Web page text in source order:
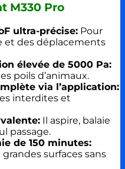
M330 Pro
ultra-précise: Pour
et des déplacements
élevée de 5000 Pa:
poils d’animaux.
via l’application:
interdites et
Il aspire, balaie
passage.
de 150 minutes:
surfaces sans